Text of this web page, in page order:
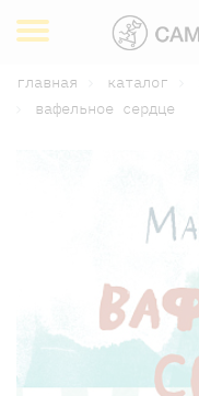
главная каталог
вафельное сердце